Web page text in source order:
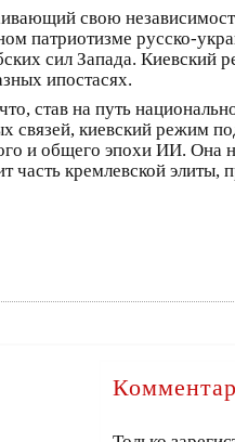
свою
патриотизме русско-
сил Запада.
ипостасях.
став на путь
связей, киевский режим
и общего эпохи ИИ. Она
часть кремлевской элиты,